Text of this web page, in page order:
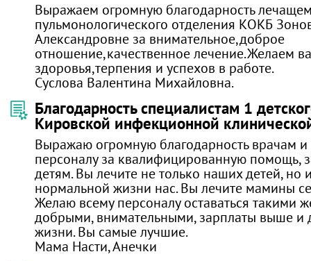
Выражаем огромную благодарность
пульмонологического отделения КОКБ
Александровне за внимательное,доброе
отношение,качественное лечение.Желаем
здоровья,терпения и успехов в работе.
Суслова Валентина Михайловна.
Благодарность специалистам 1
Кировской инфекционной
Выражаю огромную благодарность врачам
персоналу за квалифицированную помощь,
детям. Вы лечите не только наших детей, но
нормальной жизни нас. Вы лечите мамины
Желаю всему персоналу оставаться такими
добрыми, внимательными, зарплаты выше и
жизни. Вы самые лучшие.
Мама Насти, Анечки